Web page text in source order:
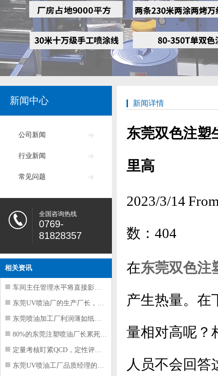
新闻中心
公司新闻
行业新闻
常见问题
全国咨询热线
0769-
81828357
相关资讯
车间主任管理水平将直接影响东莞注塑件
东莞UV喷油厂的生产厂长，到底在给工
东莞喷油加工厂利润薄如纸？这四项基本
80%的东莞注塑喷油厂长累死累活，利
定量考核盯紧QCD，定性评价看好配合
东莞UV喷油工厂品质经理的四项核心管
新闻详情
东莞双色注塑
里高
2023/3/14
数： 404
在东莞双色注
产生热量。在
量相对高呢？
人员不会回答